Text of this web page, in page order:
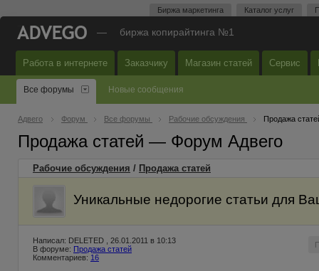
Биржа маркетинга Каталог услуг
— биржа копирайтинга №1
Работа в интернете Заказчику Магазин статей Сервис
Все форумы Новые сообщения
Адвего Форум Все форумы Рабочие обсуждения Продажа
Продажа статей — Форум Адвего
Рабочие обсуждения / Продажа статей
Уникальные недорогие статьи для
Написал: DELETED , 26.01.2011 в 10:13
В форуме: Продажа статей
Комментариев: 16